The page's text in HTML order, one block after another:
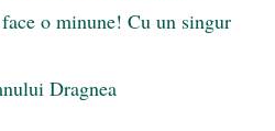
o minune! Cu un singur
Dragnea